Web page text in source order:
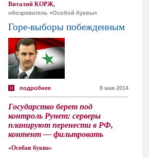
Виталий КОРЖ,
обозреватель «Особой буквы»
Горе-выборы побежденным
подробнее 8 мая 2014
Государство берет под
контроль Рунет: серверы
планируют перенести в РФ,
контент — фильтровать
«Особая буква»